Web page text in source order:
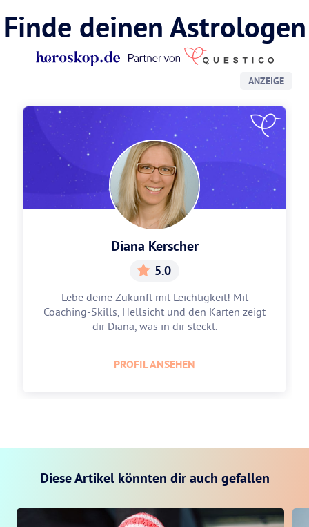
Finde deinen Astrologen
ANZEIGE
Diana Kerscher
5.0
Lebe deine Zukunft mit Leichtigkeit! Mit
Coaching-Skills, Hellsicht und den Karten zeigt
dir Diana, was in dir steckt.
PROFIL ANSEHEN
Diese Artikel könnten dir auch gefallen